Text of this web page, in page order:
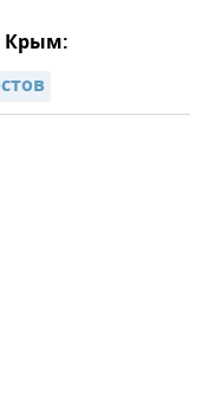
Крым: